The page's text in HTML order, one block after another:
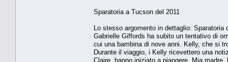
Sparatoria a Tucson del 2011
Lo stesso argomento in dettaglio: Sparatoria
Gabrielle Giffords ha subito un tentativo di
cui una bambina di nove anni. Kelly, che si
Durante il viaggio, i Kelly ricevettero una
Claire, hanno iniziato a piangere. Mia